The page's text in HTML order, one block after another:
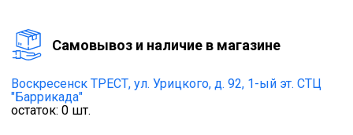
Cамовывоз и наличие в магазине
Воскресенск ТРЕСТ, ул. Урицкого, д. 92, 1-ый эт. СТЦ
"Баррикада"
остаток: 0 шт.